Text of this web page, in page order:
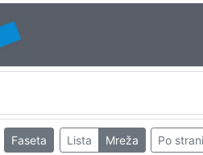
Faseta Lista Mreža Po